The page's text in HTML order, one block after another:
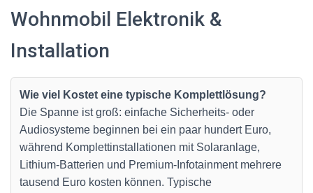
Wohnmobil Elektronik &
Installation
Wie viel Kostet eine typische Komplettlösung?
Die Spanne ist groß: einfache Sicherheits- oder
Audiosysteme beginnen bei ein paar hundert Euro,
während Komplettinstallationen mit Solaranlage,
Lithium-Batterien und Premium-Infotainment mehrere
tausend Euro kosten können. Typische